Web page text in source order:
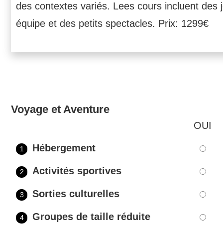
des contextes variés. Lees cours incluent des
équipe et des petits spectacles. Prix: 1299€
Voyage et Aventure
OUI
1 Hébergement
2 Activités sportives
3 Sorties culturelles
4 Groupes de taille réduite